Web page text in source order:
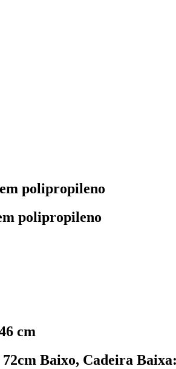
polipropileno
polipropileno
cm
Baixo, Cadeira